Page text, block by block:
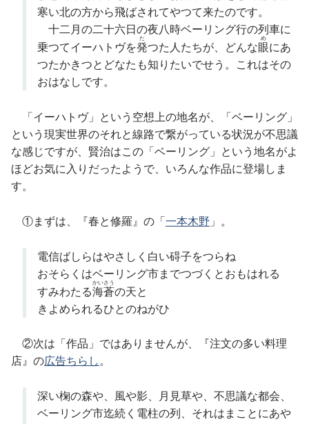
寒い北の方から飛ばされてやつて来たのです。
十二月の二十六日の夜八時ベーリング行の列車に
乗つてイーハトヴを発
た
つた人たちが、どんな眼
め
にあ
つたかきつとどなたも知りたいでせう。これはその
おはなしです。
「イーハトヴ」という空想上の地名が、「ベーリング」
という現実世界のそれと線路で繋がっている状況が不思議
な感じですが、賢治はこの「ベーリング」という地名がよ
ほどお気に入りだったようで、いろんな作品に登場しま
す。
①まずは、『春と修羅』の「 一本木野 」。
電信ばしらはやさしく白い碍子をつらね
おそらくはベーリング市までつづくとおもはれる
すみわたる海蒼
かいさう
の天と
きよめられるひとのねがひ
②次は「作品」ではありませんが、『注文の多い料理
店』の広告ちらし 。
深い椈の森や、風や影、月見草や、不思議な都会、
ベーリング市迄続く電柱の列、それはまことにあや